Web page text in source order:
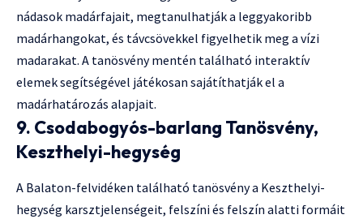
nádasok madárfajait, megtanulhatják a leggyakoribb
madárhangokat, és távcsövekkel figyelhetik meg a vízi
madarakat. A tanösvény mentén található interaktív
elemek segítségével játékosan sajátíthatják el a
madárhatározás alapjait.
9. Csodabogyós-barlang Tanösvény,
Keszthelyi-hegység
A Balaton-felvidéken található tanösvény a Keszthelyi-
hegység karsztjelenségeit, felszíni és felszín alatti formáit